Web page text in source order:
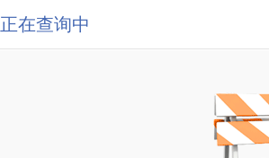
正在查询中